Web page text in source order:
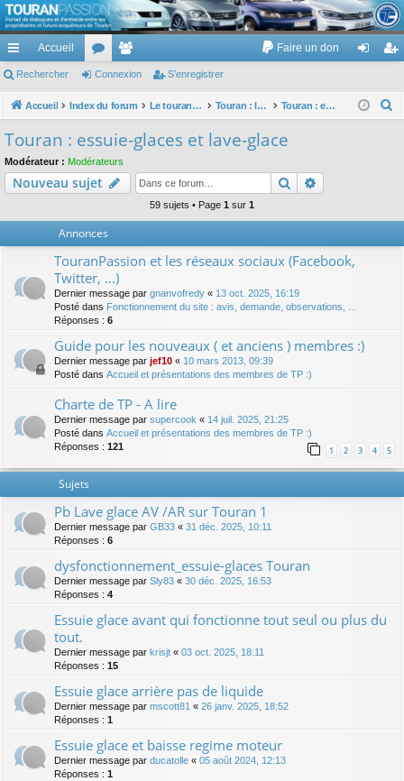
TouranPassion
Le forum des propriétaires ou futurs acquéreurs du Volkswagen Touran
cc
ès
pi
de
Accueil
or
u
e
m
Faire un don
ne nr
Rechercher Connexion S’enregistrer
Accueil Index du forum Le touran dans ses versions I (V1 V2 V3) et II ... Touran : les équipements électriques et électroniques Touran : essuie-glaces et lave-glace
c
Touran : essuie-glaces et lave-glace
Modérateur : Modérateurs
Nouveau sujet Rechercher
59 sujets • Page 1 sur 1
Annonces
TouranPassion et les réseaux sociaux (Facebook,
Twitter, ...)
Dernier message par gnanvofredy « 13 oct. 2025, 16:19
Posté dans Fonctionnement du site : avis, demande, observations, ...
Réponses : 6
Guide pour les nouveaux ( et anciens ) membres :)
Dernier message par jef10 « 10 mars 2013, 09:39
Posté dans Accueil et présentations des membres de TP :)
Charte de TP - A lire
Dernier message par supercook « 14 juil. 2025, 21:25
Posté dans Accueil et présentations des membres de TP :)
Réponses : 121 1 2 3 4 5
Sujets
Pb Lave glace AV /AR sur Touran 1
Dernier message par GB33 « 31 déc. 2025, 10:11
Réponses : 6
dysfonctionnement_essuie-glaces Touran
Dernier message par Sly83 « 30 déc. 2025, 16:53
Réponses : 4
Essuie glace avant qui fonctionne tout seul ou plus du
tout.
Dernier message par krisjt « 03 oct. 2025, 18:11
Réponses : 15
Essuie glace arrière pas de liquide
Dernier message par mscott81 « 26 janv. 2025, 18:52
Réponses : 1
Essuie glace et baisse regime moteur
Dernier message par ducatolle « 05 août 2024, 12:13
Réponses : 1